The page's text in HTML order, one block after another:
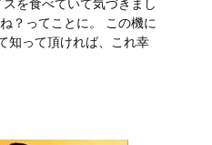
を食べていて気づきまし
？ってことに。 この機に
知って頂ければ、これ幸